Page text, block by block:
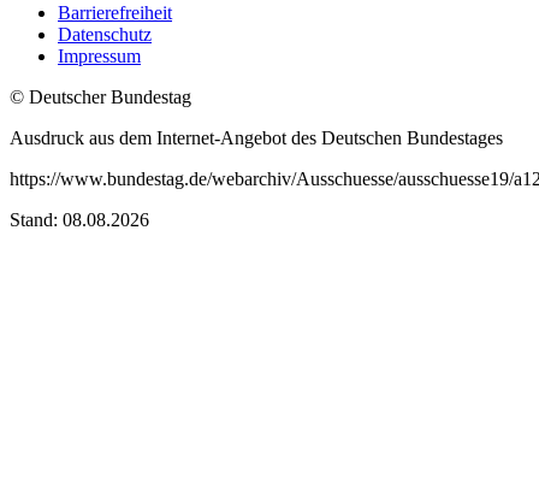
Barrierefreiheit
Datenschutz
Impressum
© Deutscher Bundestag
Ausdruck aus dem Internet-Angebot des Deutschen Bundestages
https://www.bundestag.de/webarchiv/Ausschuesse/ausschuesse19/
Stand: 08.08.2026